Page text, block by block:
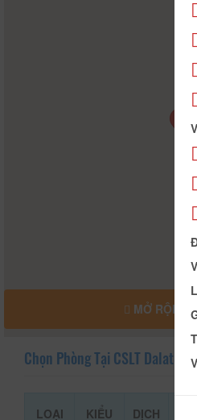
MỞ RỘNG
Chọn Phòng Tại CSLT
LOẠI
KIỂU
DỊCH